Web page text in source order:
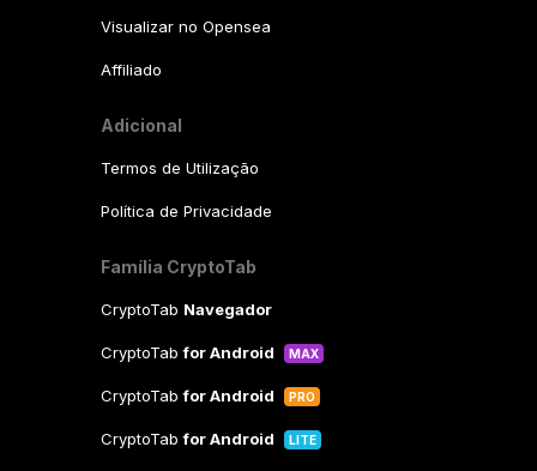
Visualizar no Opensea
Affiliado
Adicional
Termos de Utilização
Política de Privacidade
Família CryptoTab
CryptoTab Navegador
CryptoTabfor Android MAX
CryptoTabfor Android PRO
CryptoTabfor Android LITE